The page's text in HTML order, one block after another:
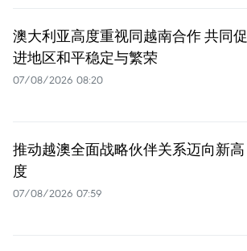
澳大利亚高度重视同越南合作 共同促
进地区和平稳定与繁荣
07/08/2026 08:20
推动越澳全面战略伙伴关系迈向新高
度
07/08/2026 07:59